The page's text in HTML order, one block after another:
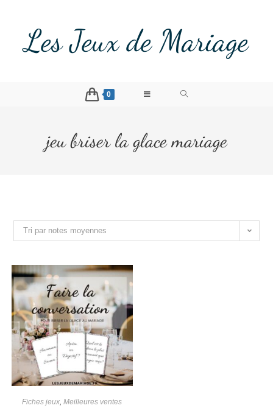
Les Jeux de Mariage
0
jeu briser la glace mariage
Tri par notes moyennes
Fiches jeux,Meilleures ventes